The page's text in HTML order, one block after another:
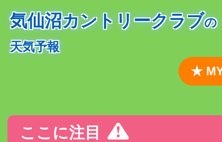
気仙沼カントリークラブの
天気予報
★
ここに注目